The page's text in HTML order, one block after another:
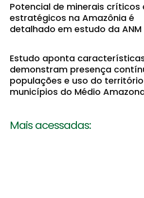
Potencial de minerais críticos
estratégicos na Amazônia é
detalhado em estudo da ANM
Estudo aponta
demonstram presença
populações e uso do
municípios do Médio
Mais acessadas: